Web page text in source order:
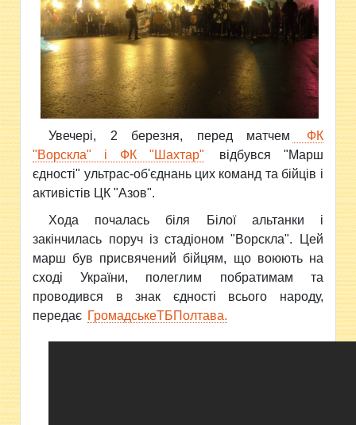
Увечері, 2 березня, перед матчем
ФК
"Ворскла" і ФК "Шахтар"
відбувся "Марш
єдності" ультрас-об'єднань цих команд та бійців і
активістів ЦК "Азов".
Хода почалась біля Білої альтанки і
закінчилась поруч із стадіоном "Ворскла". Цей
марш був присвячений бійцям, що воюють на
сході України, полеглим побратимам та
проводився в знак єдності всього народу,
передає ГромадськеТБПолтава.